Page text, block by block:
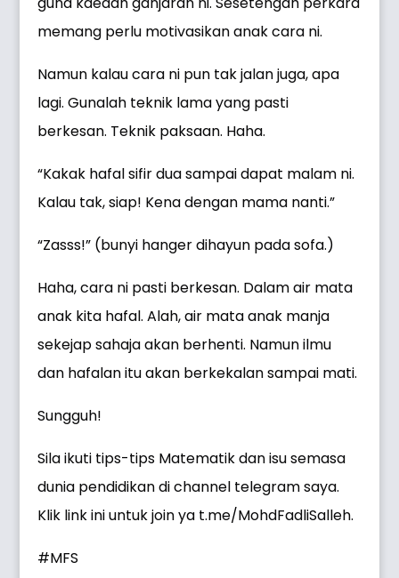
memang perlu motivasikan anak cara ni.
Namun kalau cara ni pun tak jalan juga, apa
lagi. Gunalah teknik lama yang pasti
berkesan. Teknik paksaan. Haha.
“Kakak hafal sifir dua sampai dapat malam ni.
Kalau tak, siap! Kena dengan mama nanti.”
“Zasss!” (bunyi hanger dihayun pada sofa.)
Haha, cara ni pasti berkesan. Dalam air mata
anak kita hafal. Alah, air mata anak manja
sekejap sahaja akan berhenti. Namun ilmu
dan hafalan itu akan berkekalan sampai mati.
Sungguh!
Sila ikuti tips-tips Matematik dan isu semasa
dunia pendidikan di channel telegram saya.
Klik link ini untuk join ya t.me/MohdFadliSalleh.
#MFS